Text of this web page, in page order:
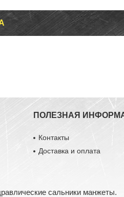
ПОЛЕЗНАЯ
Контакты
Доставка и оплата
сальники манжеты.